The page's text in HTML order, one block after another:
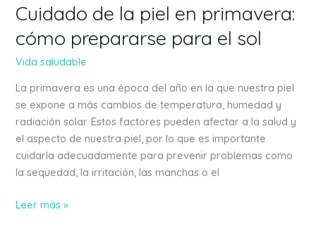
Cuidado de la piel en primavera:
cómo prepararse para el sol
Vida saludable
La primavera es una época del año en la que nuestra piel
se expone a más cambios de temperatura, humedad y
radiación solar. Estos factores pueden afectar a la salud y
el aspecto de nuestra piel, por lo que es importante
cuidarla adecuadamente para prevenir problemas como
la sequedad, la irritación, las manchas o el
Leer más »